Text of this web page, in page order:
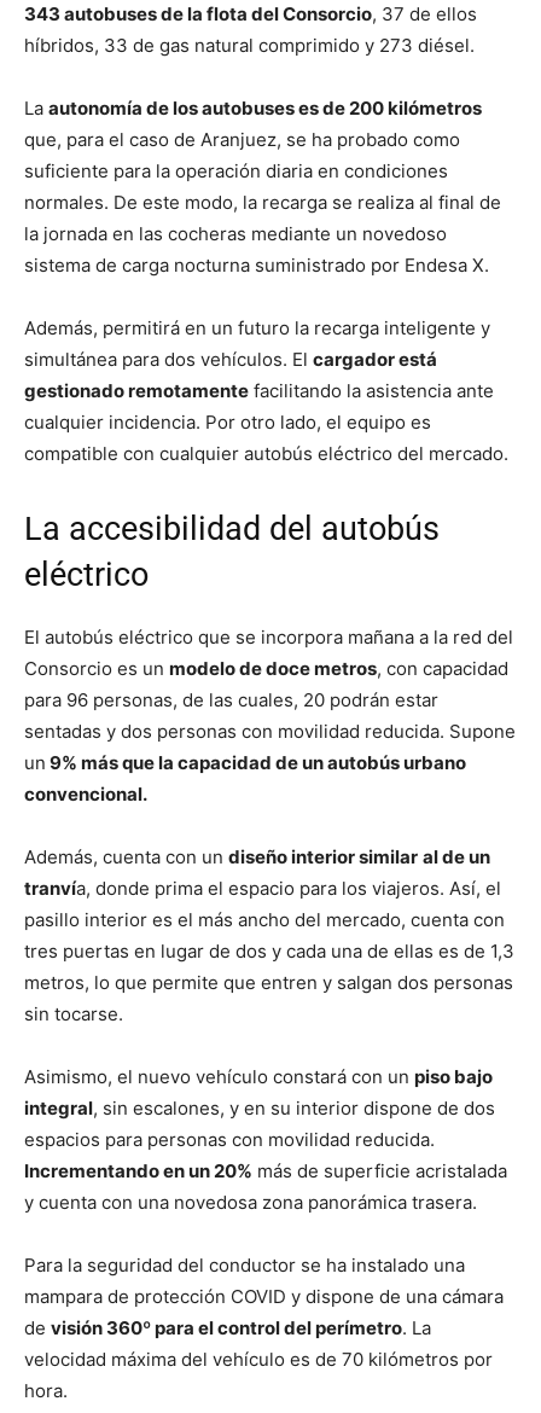
343 autobuses de la flota del Consorcio, 37 de ellos
híbridos, 33 de gas natural comprimido y 273 diésel.
La autonomía de los autobuses es de 200 kilómetros
que, para el caso de Aranjuez, se ha probado como
suficiente para la operación diaria en condiciones
normales. De este modo, la recarga se realiza al final de
la jornada en las cocheras mediante un novedoso
sistema de carga nocturna suministrado por Endesa X.
Además, permitirá en un futuro la recarga inteligente y
simultánea para dos vehículos. El cargador está
gestionado remotamente facilitando la asistencia ante
cualquier incidencia. Por otro lado, el equipo es
compatible con cualquier autobús eléctrico del mercado.
La accesibilidad del autobús
eléctrico
El autobús eléctrico que se incorpora mañana a la red del
Consorcio es un modelo de doce metros, con capacidad
para 96 personas, de las cuales, 20 podrán estar
sentadas y dos personas con movilidad reducida. Supone
un 9% más que la capacidad de un autobús urbano
convencional.
Además, cuenta con un diseño interior similar al de un
tranvía, donde prima el espacio para los viajeros. Así, el
pasillo interior es el más ancho del mercado, cuenta con
tres puertas en lugar de dos y cada una de ellas es de 1,3
metros, lo que permite que entren y salgan dos personas
sin tocarse.
Asimismo, el nuevo vehículo constará con un piso bajo
integral, sin escalones, y en su interior dispone de dos
espacios para personas con movilidad reducida.
Incrementando en un 20% más de superficie acristalada
y cuenta con una novedosa zona panorámica trasera.
Para la seguridad del conductor se ha instalado una
mampara de protección COVID y dispone de una cámara
de visión 360º para el control del perímetro. La
velocidad máxima del vehículo es de 70 kilómetros por
hora.